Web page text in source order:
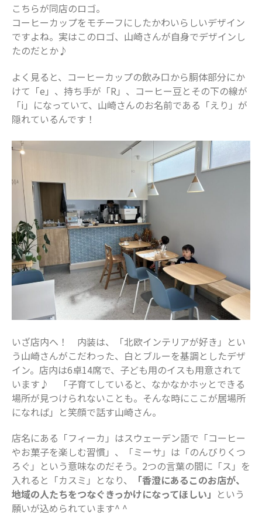
2023年3月
2023年2月
2022年12月
2022年11月
2022年10月
2022年8月
2022年7月
2022年6月
2022年5月
2022年4月
2022年3月
2022年2月
2022年1月
2021年12月
2021年11月
2021年10月
2021年8月
2021年7月
2021年6月
2021年5月
2021年3月
2021年2月
2021年1月
2020年12月
2020年11月
こちらが同店のロゴ。
コーヒーカップをモチーフにしたかわいらしいデザイン
ですよね。実はこのロゴ、山崎さんが自身でデザインし
たのだとか♪
よく見ると、コーヒーカップの飲み口から胴体部分にか
けて「e」、持ち手が「R」、コーヒー豆とその下の線が
「i」になっていて、山崎さんのお名前である「えり」が
隠れているんです！
いざ店内へ！ 内装は、「北欧インテリアが好き」とい
う山崎さんがこだわった、白とブルーを基調としたデザ
イン。店内は6卓14席で、子ども用のイスも用意されて
います♪ 「子育てしていると、なかなかホッとできる
場所が見つけられないことも。そんな時にここが居場所
になれば」と笑顔で話す山崎さん。
店名にある「フィーカ」はスウェーデン語で「コーヒー
やお菓子を楽しむ習慣」、「ミーサ」は「のんびりくつ
ろぐ」という意味なのだそう。2つの言葉の間に「ス」を
入れると「カスミ」となり、
「香澄にあるこのお店が、
地域の人たちをつなぐきっかけになってほしい」 という
願いが込められています^ ^